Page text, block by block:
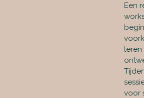
Een
leren
voor